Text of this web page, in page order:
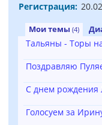
Регистрация:
Мои темы (4)
Тальяны - Торы
Поздравляю
С днем рождения
Голосуем за